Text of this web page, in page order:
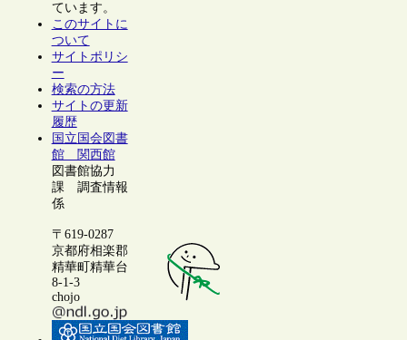
ています。
このサイトに
ついて
サイトポリシ
ー
検索の方法
サイトの更新
履歴
国立国会図書
館 関西館
図書館協力
課 調査情報
係
〒619-0287
京都府相楽郡
精華町精華台
8-1-3
chojo